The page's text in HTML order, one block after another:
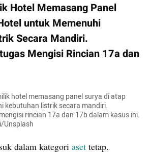
Hotel Memasang Panel
untuk Memenuhi
Secara Mandiri.
Mengisi Rincian 17a dan
hotel memasang panel surya di atap
kebutuhan listrik secara mandiri.
rincian 17a dan 17b dalam kasus ini.
Unsplash
dalam kategori aset tetap.